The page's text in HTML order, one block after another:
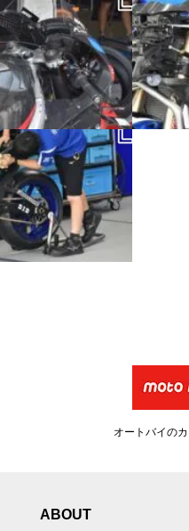
オートバイの
ABOUT